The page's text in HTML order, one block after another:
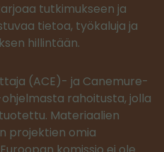
tutkimukseen ja
tietoa, työkaluja ja
hillintään.
(ACE)- ja Canemure-
rahoitusta, jolla
Materiaalien
projektien omia